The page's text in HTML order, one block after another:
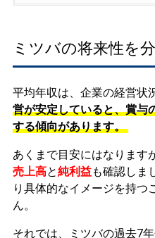
ミツバの将来性を分
平均年収は、企業の経営状
営が安定していると、賞与
する傾向があります。
あくまで目安にはなります
売上高と純利益も確認しま
り具体的なイメージを持つ
ん。
それでは、ミツバの過去7